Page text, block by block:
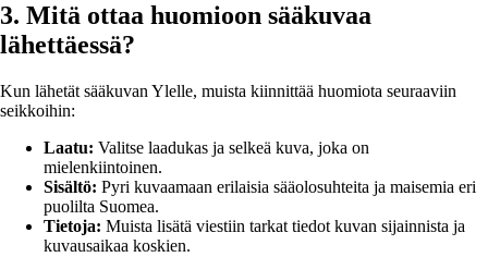
3. Mitä ottaa huomioon sääkuvaa
lähettäessä?
Kun lähetät sääkuvan Ylelle, muista kiinnittää huomiota seuraaviin
seikkoihin:
Laatu: Valitse laadukas ja selkeä kuva, joka on
mielenkiintoinen.
Sisältö: Pyri kuvaamaan erilaisia sääolosuhteita ja maisemia eri
puolilta Suomea.
Tietoja: Muista lisätä viestiin tarkat tiedot kuvan sijainnista ja
kuvausaikaa koskien.